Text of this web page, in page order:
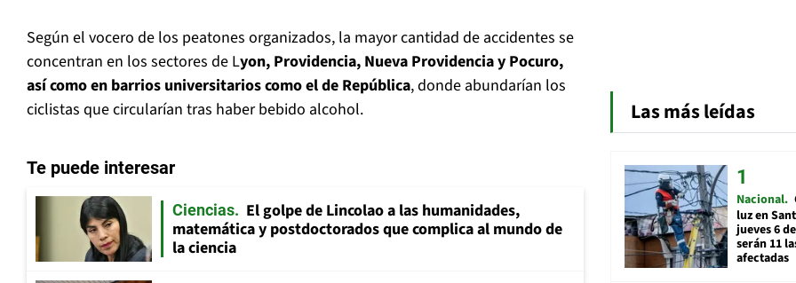
Según el vocero de los peatones organizados, la mayor cantidad de accidentes se
concentran en los sectores de Lyon, Providencia, Nueva Providencia y Pocuro,
así como en barrios universitarios como el de República, donde abundarían los
ciclistas que circularían tras haber bebido alcohol.
Te puede interesar
Ciencias
El golpe de Lincolao a las humanidades,
matemática y postdoctorados que complica al mundo de
la ciencia
Las más leídas
Nacional
luz en
jueves 6
serán 11
afectadas